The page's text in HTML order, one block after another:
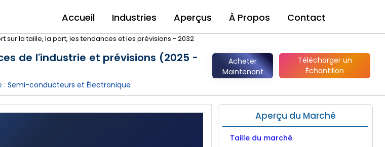
Accueil Industries Aperçus À Propos Contact
sur la taille, la part, les tendances et les prévisions - 2032
de l'industrie et prévisions (2025 -
: Semi-conducteurs et Électronique
Acheter
Maintenant
Télécharger un
Échantillon
Aperçu du Marché
Taille du marché